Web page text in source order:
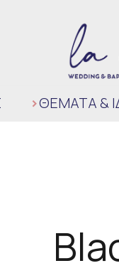
ΘΈΜΑΤΑ &